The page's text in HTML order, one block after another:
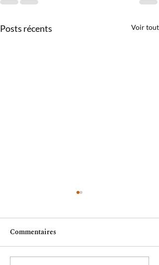
Posts récents Voir tout
Commentaires